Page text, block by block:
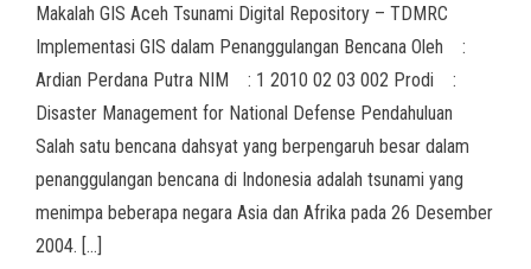
Makalah GIS Aceh Tsunami Digital Repository – TDMRC
Implementasi GIS dalam Penanggulangan Bencana Oleh :
Ardian Perdana Putra NIM : 1 2010 02 03 002 Prodi :
Disaster Management for National Defense Pendahuluan
Salah satu bencana dahsyat yang berpengaruh besar dalam
penanggulangan bencana di Indonesia adalah tsunami yang
menimpa beberapa negara Asia dan Afrika pada 26 Desember
2004. […]